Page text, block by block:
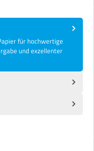
für hochwertige
und exzellenter